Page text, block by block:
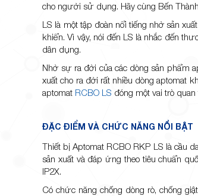
cho người sử dụng. Hãy cùng Bến
LS là một tập đoàn nổi tiếng nhờ sản
khiển. Vì vậy, nói đến LS là nhắc đến
dân dụng.
Nhờ sự ra đời của các dòng sản phẩm
xuất cho ra đời rất nhiều dòng aptomat
aptomat RCBO LS đóng một vai trò
ĐẶC ĐIỂM VÀ CHỨC NĂNG NỔI BẬT
Thiết bị Aptomat RCBO RKP LS là cầu
sản xuất và đáp ứng theo tiêu chuẩn
IP2X.
Có chức năng chống dòng rò, chống